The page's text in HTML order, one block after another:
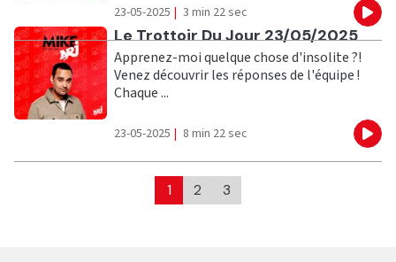
23-05-2025 | 3 min 22 sec
Ecouter
Le Trottoir Du Jour 23/05/2025
Apprenez-moi quelque chose d'insolite ?!
Venez découvrir les réponses de l'équipe !
Chaque ...
23-05-2025 | 8 min 22 sec
1 2 3